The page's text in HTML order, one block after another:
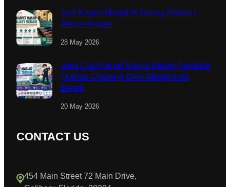
Jual Karpet Masjid di Galaxy Bekasi |
Alifana Karpet
28 May 2026
Jasa Cuci Karpet Masjid Bekasi Terdekat
| Kenzo Cleaning Bikin Masjid Auto
Bersih
20 May 2026
CONTACT US
454 Main Street 72 Main Drive,